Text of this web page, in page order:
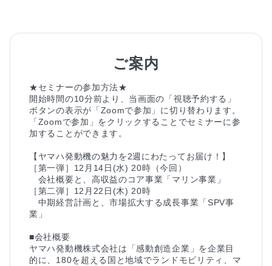
ご案内
★セミナーの参加方法★
開始時間の10分前より、当画面の「視聴予約する」
ボタンの表示が「Zoomで参加」に切り替わります。
「Zoomで参加」をクリックすることでセミナーに参
加することができます。
【ヤマハ発動機の魅力を2週にわたってお届け！】
［第一弾］12月14日(水) 20時（今回）
会社概要と、高収益のコア事業「マリン事業」
［第二弾］12月22日(木) 20時
中期経営計画と、市場拡大する成長事業「SPV事
業」
■会社概要
ヤマハ発動機株式会社は「感動創造企業」を企業目
的に、180を超える国と地域でランドモビリティ、マ